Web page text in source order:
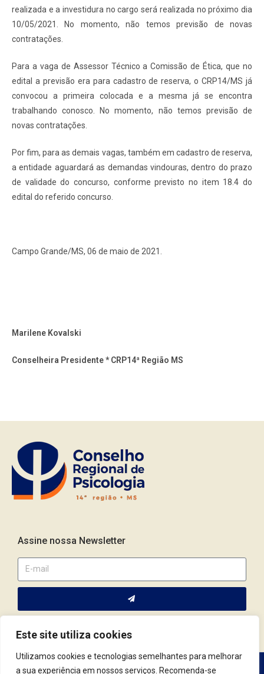
Este site utiliza cookies
Utilizamos cookies e tecnologias semelhantes para melhorar
a sua experiência em nossos serviços. Recomenda-se
realizada e a investidura no cargo será realizada no próximo dia
10/05/2021. No momento, não temos previsão de novas
contratações.
Para a vaga de Assessor Técnico a Comissão de Ética, que no
edital a previsão era para cadastro de reserva, o CRP14/MS já
convocou a primeira colocada e a mesma já se encontra
trabalhando conosco. No momento, não temos previsão de
novas contratações.
Por fim, para as demais vagas, também em cadastro de reserva,
a entidade aguardará as demandas vindouras, dentro do prazo
de validade do concurso, conforme previsto no item 18.4 do
edital do referido concurso.
Campo Grande/MS, 06 de maio de 2021.
Marilene Kovalski
Conselheira Presidente * CRP14ª Região MS
Assine nossa Newsletter